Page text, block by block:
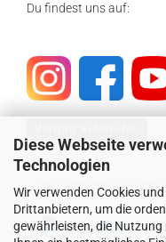
Diese Webseite
Technologien
Wir verwenden Cookies
Drittanbietern, um die
gewährleisten, die
Du findest uns auf:
SICHER